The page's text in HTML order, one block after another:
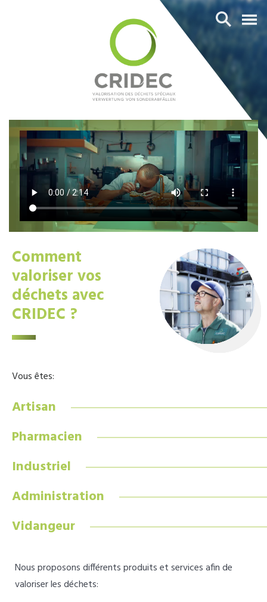
Comment
valoriser vos
déchets avec
CRIDEC ?
Vous êtes:
Artisan
Pharmacien
Industriel
Administration
Vidangeur
Nous proposons différents produits et services afin de
valoriser les déchets: